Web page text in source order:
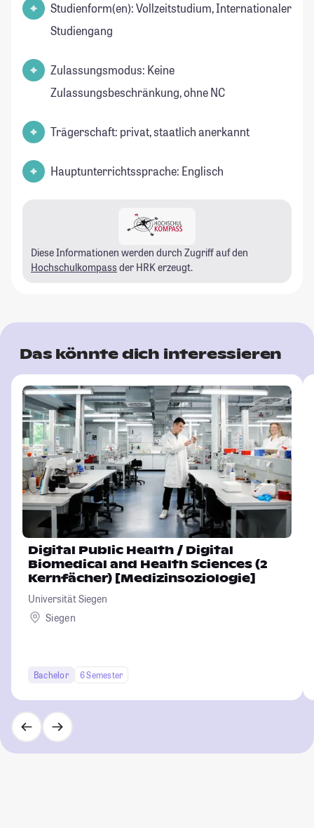
Studienform(en): Vollzeitstudium, Internationaler
Studiengang
Zulassungsmodus: Keine
Zulassungsbeschränkung, ohne NC
Trägerschaft: privat, staatlich anerkannt
Hauptunterrichtssprache: Englisch
Diese Informationen werden durch Zugriff auf den
Hochschulkompass der HRK erzeugt.
Das könnte dich interessieren
Digital Public Health / Digital
Biomedical and Health Sciences (2
Kernfächer) [Medizinsoziologie]
Universität Siegen
Siegen
Bachelor 6 Semester